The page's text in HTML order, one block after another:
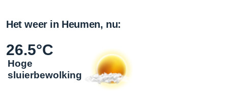
Het weer in Heumen, nu:
26.5°C
Hoge
sluierbewolking